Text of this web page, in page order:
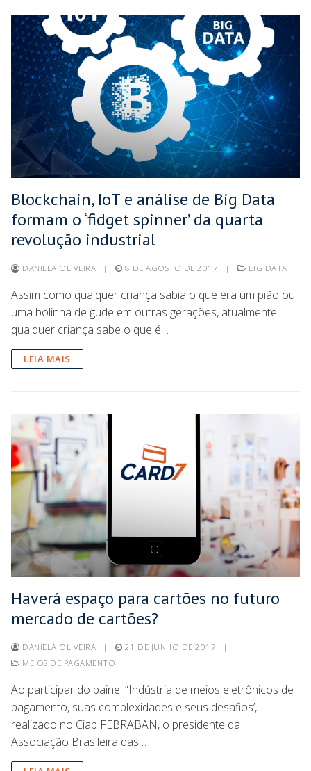
Blockchain, IoT e análise de Big Data
formam o ‘fidget spinner’ da quarta
revolução industrial
DANIELA OLIVEIRA | 8 DE AGOSTO DE 2017 | BIG DATA
Assim como qualquer criança sabia o que era um pião ou
uma bolinha de gude em outras gerações, atualmente
qualquer criança sabe o que é…
LEIA MAIS
Haverá espaço para cartões no futuro
mercado de cartões?
DANIELA OLIVEIRA | 21 DE JUNHO DE 2017
|
MEIOS DE PAGAMENTO
Ao participar do painel “Indústria de meios eletrônicos de
pagamento, suas complexidades e seus desafios’,
realizado no Ciab FEBRABAN, o presidente da
Associação Brasileira das…